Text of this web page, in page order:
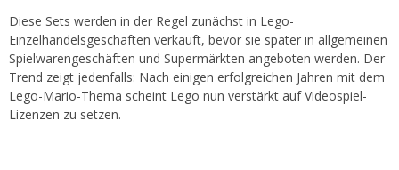
Diese Sets werden in der Regel zunächst in Lego-
Einzelhandelsgeschäften verkauft, bevor sie später in allgemeinen
Spielwarengeschäften und Supermärkten angeboten werden. Der
Trend zeigt jedenfalls: Nach einigen erfolgreichen Jahren mit dem
Lego-Mario-Thema scheint Lego nun verstärkt auf Videospiel-
Lizenzen zu setzen.